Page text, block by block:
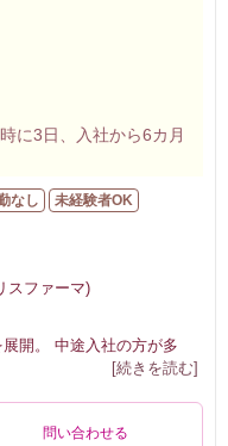
に3日、入社から6カ月
なし
未経験者OK
スファーマ)
開。 中途入社の方が多
[続きを読む]
問い合わせる